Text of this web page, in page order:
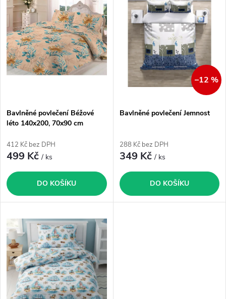
e
n
í
r
o
d
u
k
t
ů
Nejprodávanější
Abecedně
ý
p
i
s
p
r
o
d
u
k
t
ů
Bavlněné povlečení Béžové
léto 140x200, 70x90 cm
412 Kč bez DPH
499 Kč/ ks
DO KOŠÍKU
–12 %
Bavlněné povlečení Jemnost
288 Kč bez DPH
349 Kč/ ks
DO KOŠÍKU